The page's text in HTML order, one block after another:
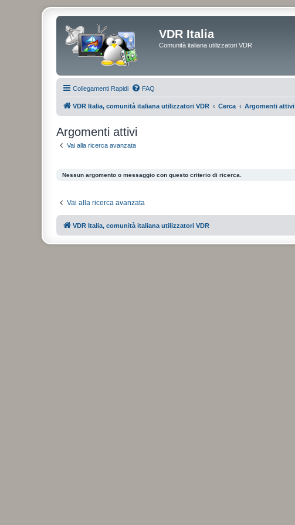
VDR Italia
Comunità italiana utilizzatori VDR
Collegamenti Rapidi FAQ
VDR Italia, comunità italiana utilizzatori VDR Cerca Argomenti attivi
Argomenti attivi
Vai alla ricerca avanzata
Nessun argomento o messaggio con questo criterio di ricerca.
Vai alla ricerca avanzata
VDR Italia, comunità italiana utilizzatori VDR